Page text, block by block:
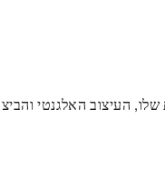
העיצוב האלגנטי